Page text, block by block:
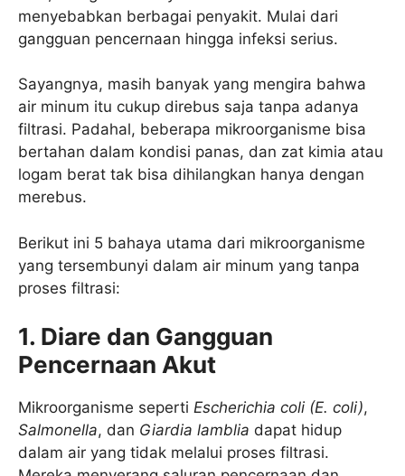
menyebabkan berbagai penyakit. Mulai dari
gangguan pencernaan hingga infeksi serius.
Sayangnya, masih banyak yang mengira bahwa
air minum itu cukup direbus saja tanpa adanya
filtrasi. Padahal, beberapa mikroorganisme bisa
bertahan dalam kondisi panas, dan zat kimia atau
logam berat tak bisa dihilangkan hanya dengan
merebus.
Berikut ini 5 bahaya utama dari mikroorganisme
yang tersembunyi dalam air minum yang tanpa
proses filtrasi:
1. Diare dan Gangguan
Pencernaan Akut
Mikroorganisme seperti Escherichia coli (E. coli),
Salmonella, dan Giardia lamblia dapat hidup
dalam air yang tidak melalui proses filtrasi.